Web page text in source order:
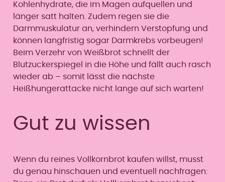
Kohlenhydrate, die im Magen aufquellen und
länger satt halten. Zudem regen sie die
Darmmuskulatur an, verhindern Verstopfung und
können langfristig sogar Darmkrebs vorbeugen!
Beim Verzehr von Weißbrot schnellt der
Blutzuckerspiegel in die Höhe und fällt auch rasch
wieder ab – somit lässt die nächste
Heißhungerattacke nicht lange auf sich warten!
Gut zu wissen
Wenn du reines Vollkornbrot kaufen willst, musst
du genau hinschauen und eventuell nachfragen: